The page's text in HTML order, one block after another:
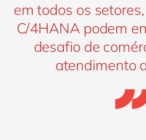
em todos os
C/4HANA podem
desafio de
atendimento